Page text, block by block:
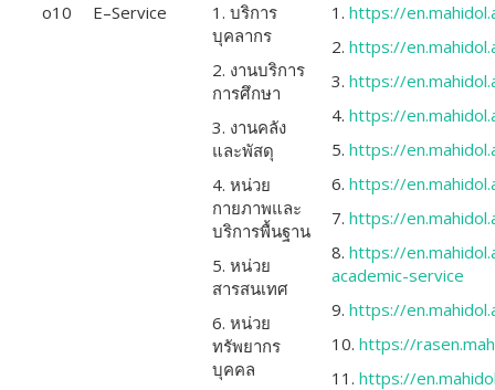
o10 E–Service
1. บริการ
บุคลากร
2. งานบริการ
การศึกษา
3. งานคลัง
และพัสดุ
4. หน่วย
กายภาพและ
บริการพื้นฐาน
5. หน่วย
สารสนเทศ
6. หน่วย
ทรัพยากร
บุคคล
1. https://
2. https://
3. https://
4. https://
5. https://
6. https://
7. https://
8. https://
academic-service
9. https://
10. https://
11. https://